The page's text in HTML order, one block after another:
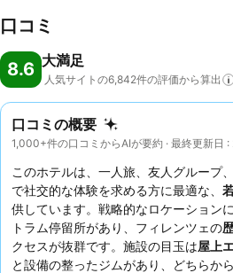
だけます。エンターテインメントプログ
施設としては、レストラン、ダイニング
バーがあります。ビュッフェ形式のコン
が、好調な一日のスタートを保証します
ラカルトのお料理をお選びいただけます
フリーのお食事、ベジタリアンメニュー
します。お飲み物メニューには、アルコ
種多様なお飲み物、また世界中のブラン
ットカード: 次のクレジットカードをこ
用いただけます：アメリカン・エキスプ
MasterCard。
口コミ
8.6 大満足
人気サイトの6,842件の評価から算出
口コミの概要
1,000+件の口コミからAIが要約 · 最終更新日
このホテルは、一人旅、友人グループ
で社交的な体験を求める方に最適な、
供しています。戦略的なロケーション
トラム停留所があり、フィレンツェの
クセスが抜群です。施設の目玉は屋上
と設備の整ったジムがあり、どちらか